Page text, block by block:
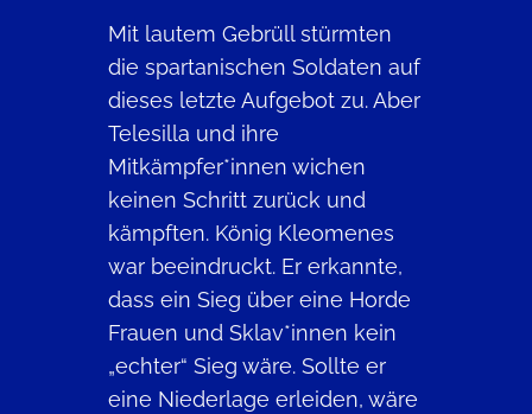
Mit lautem Gebrüll stürmten
die spartanischen Soldaten auf
dieses letzte Aufgebot zu. Aber
Telesilla und ihre
Mitkämpfer*innen wichen
keinen Schritt zurück und
kämpften. König Kleomenes
war beeindruckt. Er erkannte,
dass ein Sieg über eine Horde
Frauen und Sklav*innen kein
„echter“ Sieg wäre. Sollte er
eine Niederlage erleiden, wäre